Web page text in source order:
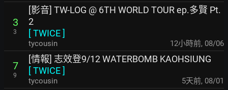
3
3
[影音] TW-LOG @ 6TH WORLD TOUR ep.多賢 Pt.
2
[TWICE]
tycousin 12小時前, 08/06
7
9
[情報] 志效登9/12 WATERBOMB KAOHSIUNG
[TWICE]
tycousin 5天前, 08/01